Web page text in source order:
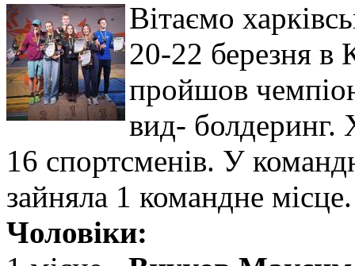
Вітаємо
20-22 березня в
пройшов
вид- болдеринг.
16 спортсменів. У
зайняла 1 командне місце.
Чоловіки: